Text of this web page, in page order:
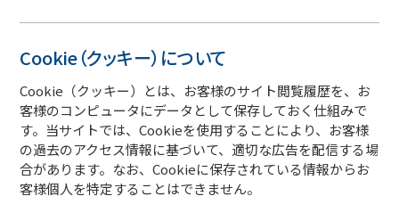
Cookie（クッキー）について
Cookie（クッキー）とは、お客様のサイト閲覧履歴を、お
客様のコンピュータにデータとして保存しておく仕組みで
す。当サイトでは、Cookieを使用することにより、お客様
の過去のアクセス情報に基づいて、適切な広告を配信する場
合があります。なお、Cookieに保存されている情報からお
客様個人を特定することはできません。